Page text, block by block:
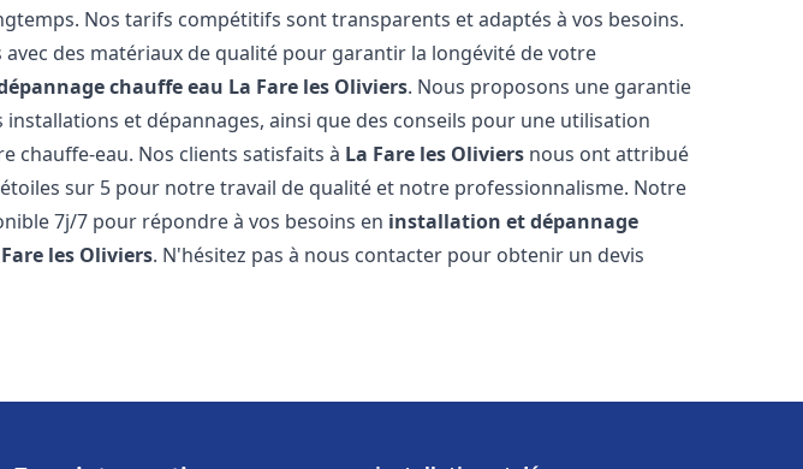
Nos tarifs compétitifs sont transparents et adaptés à vos besoins.
avec des matériaux de qualité pour garantir la longévité de votre
chauffe eau La Fare les Oliviers. Nous proposons une garantie
installations et dépannages, ainsi que des conseils pour une utilisation
chauffe-eau. Nos clients satisfaits à La Fare les Oliviers nous ont attribué
sur 5 pour notre travail de qualité et notre professionnalisme. Notre
7j/7 pour répondre à vos besoins en installation et dépannage
les Oliviers. N'hésitez pas à nous contacter pour obtenir un devis